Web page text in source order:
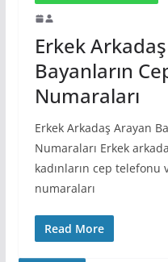
Erkek
Bayanların
Numaraları
Erkek Arkadaş Arayan
Numaraları Erkek
kadınların cep telefonu
numaraları
Read More